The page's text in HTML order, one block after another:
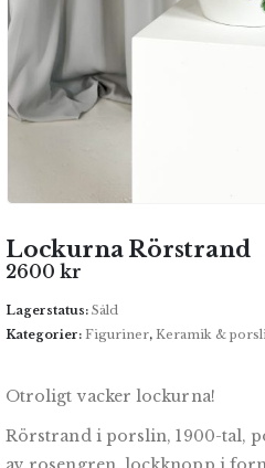
Lockurna Rörstrand
2600 kr
Lagerstatus: Såld
Kategorier: Figuriner, Keramik &
Otroligt vacker lockurna!
Rörstrand i porslin, 1900-tal,